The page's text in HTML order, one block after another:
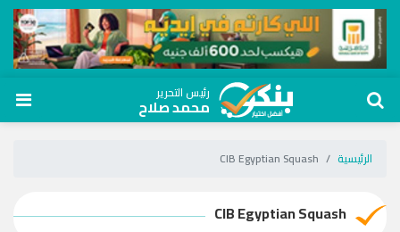
رئيس التحرير
محمد صلاح
الرئيسية CIB Egyptian Squash
CIB Egyptian Squash